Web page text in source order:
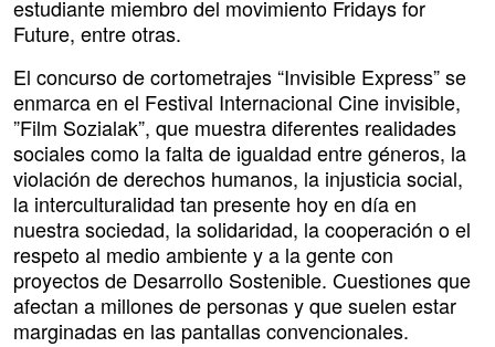
estudiante miembro del movimiento Fridays for
Future, entre otras.
El concurso de cortometrajes “Invisible Express” se
enmarca en el Festival Internacional Cine invisible,
”Film Sozialak”, que muestra diferentes realidades
sociales como la falta de igualdad entre géneros, la
violación de derechos humanos, la injusticia social,
la interculturalidad tan presente hoy en día en
nuestra sociedad, la solidaridad, la cooperación o el
respeto al medio ambiente y a la gente con
proyectos de Desarrollo Sostenible. Cuestiones que
afectan a millones de personas y que suelen estar
marginadas en las pantallas convencionales.